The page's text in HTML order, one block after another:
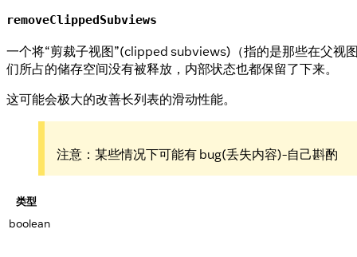
removeClippedSubviews
一个将“剪裁子视图”(clipped subviews)（指的是那些在父视
们所占的储存空间没有被释放，内部状态也都保留了下来。
这可能会极大的改善长列表的滑动性能。
注意：某些情况下可能有 bug(丢失内容)-自己斟酌
类型
boolean